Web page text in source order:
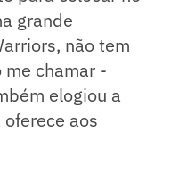
grande
não tem
me chamar -
elogiou a
aos